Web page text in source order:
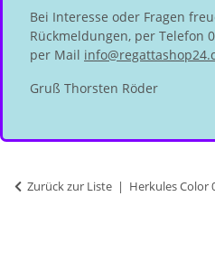
Bei Interesse oder Fragen
Rückmeldungen, per Telefon
per Mail
Gruß Thorsten Röder
Zurück zur Liste Herkules Color